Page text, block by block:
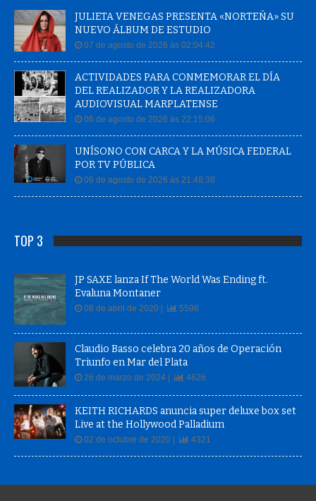
JULIETA VENEGAS PRESENTA «NORTEÑA» SU
NUEVO ÁLBUM DE ESTUDIO
07 de agosto de 2026 às 02:04:42
ACTIVIDADES PARA CONMEMORAR EL DÍA
DEL REALIZADOR Y LA REALIZADORA
AUDIOVISUAL MARPLATENSE
06 de agosto de 2026 às 22:15:06
UNÍSONO CON CARCA Y LA MÚSICA FEDERAL
POR TV PÚBLICA
06 de agosto de 2026 às 21:48:38
TOP 3
JP SAXE lanza If The World Was Ending ft.
Evaluna Montaner
08 de abril de 2020 | 5596
Claudio Basso celebra 20 años de Operación
Triunfo en Mar del Plata
26 de marzo de 2024 | 4626
KEITH RICHARDS anuncia super deluxe box set
Live at the Hollywood Palladium
02 de octubre de 2020 | 4321